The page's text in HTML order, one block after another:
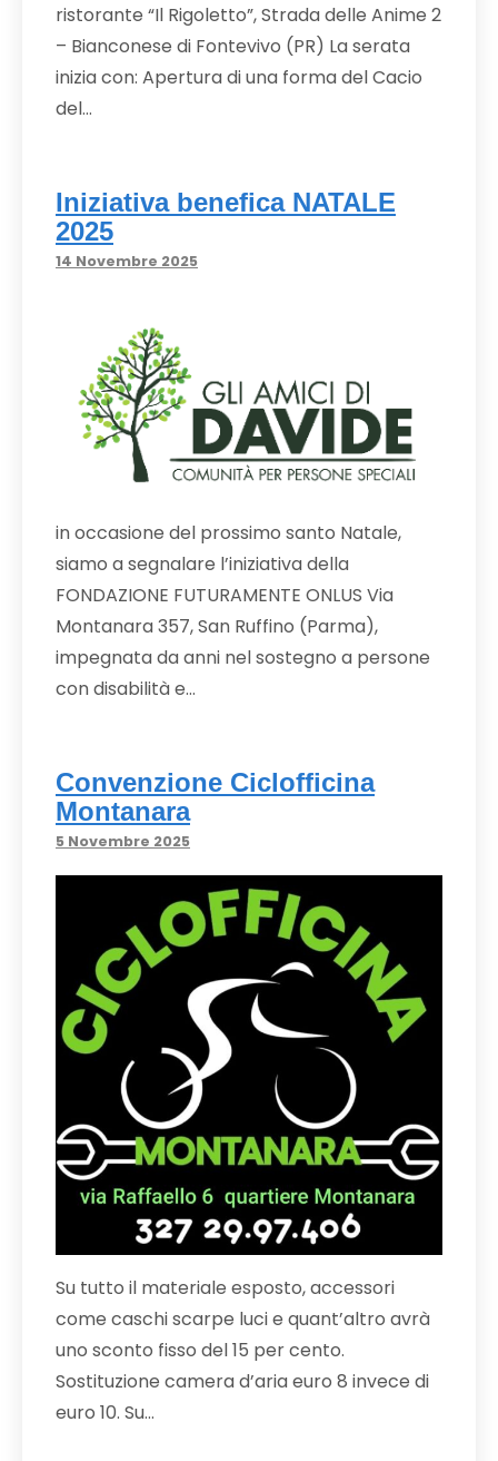
ristorante “Il Rigoletto”, Strada delle Anime 2
– Bianconese di Fontevivo (PR) La serata
inizia con: Apertura di una forma del Cacio
del…
Iniziativa benefica NATALE
2025
14 Novembre 2025
in occasione del prossimo santo Natale,
siamo a segnalare l’iniziativa della
FONDAZIONE FUTURAMENTE ONLUS Via
Montanara 357, San Ruffino (Parma),
impegnata da anni nel sostegno a persone
con disabilità e…
Convenzione Ciclofficina
Montanara
5 Novembre 2025
Su tutto il materiale esposto, accessori
come caschi scarpe luci e quant’altro avrà
uno sconto fisso del 15 per cento.
Sostituzione camera d’aria euro 8 invece di
euro 10. Su…